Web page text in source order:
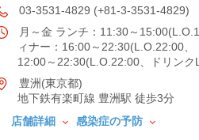
03-3531-4829 (+81-3-3531-4829)
月～金 ランチ：11:30～
ィナー：16:00～22:30(L.O.22:00
12:00～22:30(L.O.22:00、ドリンク
豊洲(東京都)
地下鉄有楽町線 豊洲駅 徒歩3分
店舗詳細
感染症の予防